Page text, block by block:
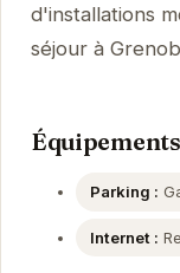
d'installations
séjour à
Parking :
Internet :